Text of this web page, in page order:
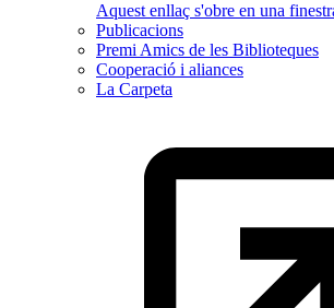
Aquest enllaç s'obre en una
Publicacions
Premi Amics de les Biblioteques
Cooperació i aliances
La Carpeta